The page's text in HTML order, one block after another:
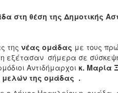
στη θέση της Δημοτικής
της νέας ομάδας με τους
εξέτασαν σήμερα σε
Αντιδήμαρχοι κ. Μαρία
μελών της ομάδας .